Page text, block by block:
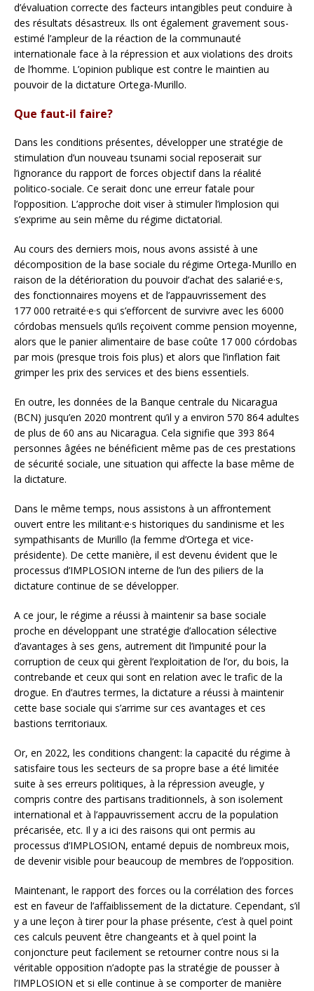
d’évaluation correcte des facteurs intangibles peut conduire à
des résultats désastreux. Ils ont également gravement sous-
estimé l’ampleur de la réaction de la communauté
internationale face à la répression et aux violations des droits
de l’homme. L’opinion publique est contre le maintien au
pouvoir de la dictature Ortega-Murillo.
Que faut-il faire?
Dans les conditions présentes, développer une stratégie de
stimulation d’un nouveau tsunami social reposerait sur
l’ignorance du rapport de forces objectif dans la réalité
politico-sociale. Ce serait donc une erreur fatale pour
l’opposition. L’approche doit viser à stimuler l’implosion qui
s’exprime au sein même du régime dictatorial.
Au cours des derniers mois, nous avons assisté à une
décomposition de la base sociale du régime Ortega-Murillo en
raison de la détérioration du pouvoir d’achat des salarié·e·s,
des fonctionnaires moyens et de l’appauvrissement des
177 000 retraité·e·s qui s’efforcent de survivre avec les 6000
córdobas mensuels qu’ils reçoivent comme pension moyenne,
alors que le panier alimentaire de base coûte 17 000 córdobas
par mois (presque trois fois plus) et alors que l’inflation fait
grimper les prix des services et des biens essentiels.
En outre, les données de la Banque centrale du Nicaragua
(BCN) jusqu’en 2020 montrent qu’il y a environ 570 864 adultes
de plus de 60 ans au Nicaragua. Cela signifie que 393 864
personnes âgées ne bénéficient même pas de ces prestations
de sécurité sociale, une situation qui affecte la base même de
la dictature.
Dans le même temps, nous assistons à un affrontement
ouvert entre les militant·e·s historiques du sandinisme et les
sympathisants de Murillo (la femme d’Ortega et vice-
présidente). De cette manière, il est devenu évident que le
processus d’IMPLOSION interne de l’un des piliers de la
dictature continue de se développer.
A ce jour, le régime a réussi à maintenir sa base sociale
proche en développant une stratégie d’allocation sélective
d’avantages à ses gens, autrement dit l’impunité pour la
corruption de ceux qui gèrent l’exploitation de l’or, du bois, la
contrebande et ceux qui sont en relation avec le trafic de la
drogue. En d’autres termes, la dictature a réussi à maintenir
cette base sociale qui s’arrime sur ces avantages et ces
bastions territoriaux.
Or, en 2022, les conditions changent: la capacité du régime à
satisfaire tous les secteurs de sa propre base a été limitée
suite à ses erreurs politiques, à la répression aveugle, y
compris contre des partisans traditionnels, à son isolement
international et à l’appauvrissement accru de la population
précarisée, etc. Il y a ici des raisons qui ont permis au
processus d’IMPLOSION, entamé depuis de nombreux mois,
de devenir visible pour beaucoup de membres de l’opposition.
Maintenant, le rapport des forces ou la corrélation des forces
est en faveur de l’affaiblissement de la dictature. Cependant, s’il
y a une leçon à tirer pour la phase présente, c’est à quel point
ces calculs peuvent être changeants et à quel point la
conjoncture peut facilement se retourner contre nous si la
véritable opposition n’adopte pas la stratégie de pousser à
l’IMPLOSION et si elle continue à se comporter de manière